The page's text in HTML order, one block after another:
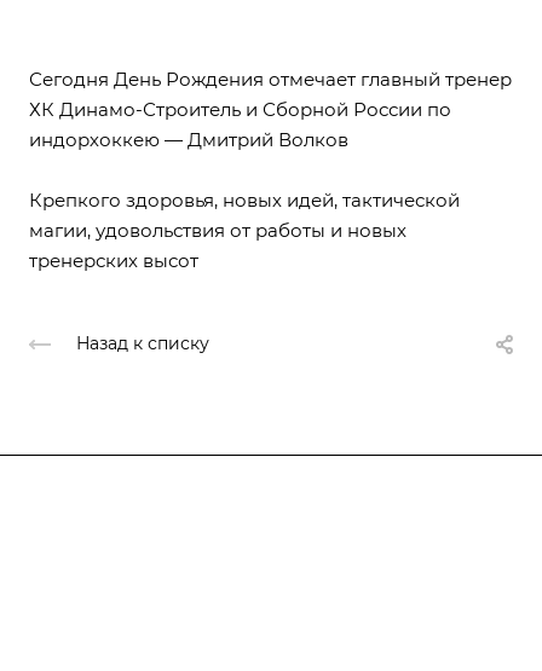
Сегодня День Рождения отмечает главный тренер
ХК Динамо-Строитель и Сборной России по
индорхоккею — Дмитрий Волков
Крепкого здоровья, новых идей, тактической
магии, удовольствия от работы и новых
тренерских высот
Назад к списку